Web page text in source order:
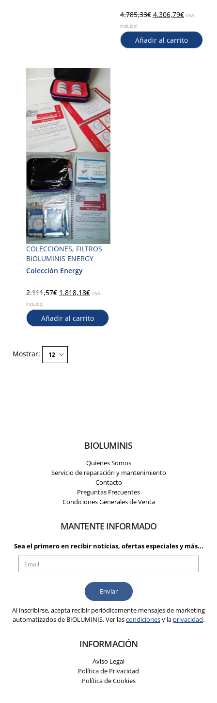
4.785,33€ 4.306,79€ (IVA
incluido)
Añadir al carrito
COLECCIONES, FILTROS
BIOLUMINIS ENERGY
Colección Energy
2.111,57€ 1.818,18€ (IVA
incluido)
Añadir al carrito
Mostrar:
BIOLUMINIS
Quienes Somos
Servicio de reparación y mantenimiento
Contacto
Preguntas Frecuentes
Condiciones Generales de Venta
MANTENTE INFORMADO
Sea el primero en recibir noticias, ofertas especiales y más...
Al inscribirse, acepta recibir periódicamente mensajes de marketing
automatizados de BIOLUMINIS. Ver lascondicionesy la privacidad.
INFORMACIÓN
Aviso Legal
Política de Privacidad
Política de Cookies